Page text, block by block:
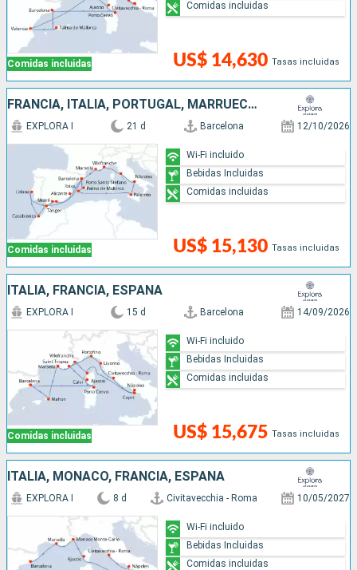
Comidas incluidas US$ 14,630 Tasas incluidas
Comidas incluidas
FRANCIA, ITALIA, PORTUGAL, MARRUECOS, ESPAÑA
Comidas incluidas
EXPLORA I 21 d Barcelona 12/10/2026
US$ 15,130 Tasas incluidas
Wi-Fi incluido
Bebidas Incluidas
Comidas incluidas
ITALIA, FRANCIA, ESPAÑA
Comidas incluidas
EXPLORA I 15 d Barcelona 14/09/2026
US$ 15,675 Tasas incluidas
Wi-Fi incluido
Bebidas Incluidas
Comidas incluidas
ITALIA, MONACO, FRANCIA, ESPAÑA
EXPLORA I 8 d Civitavecchia - Roma 10/05/2027
Wi-Fi incluido
Bebidas Incluidas
Comidas incluidas